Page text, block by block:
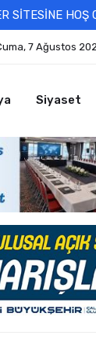
SİTESİNE HOŞ
7 Ağustos
Siyaset